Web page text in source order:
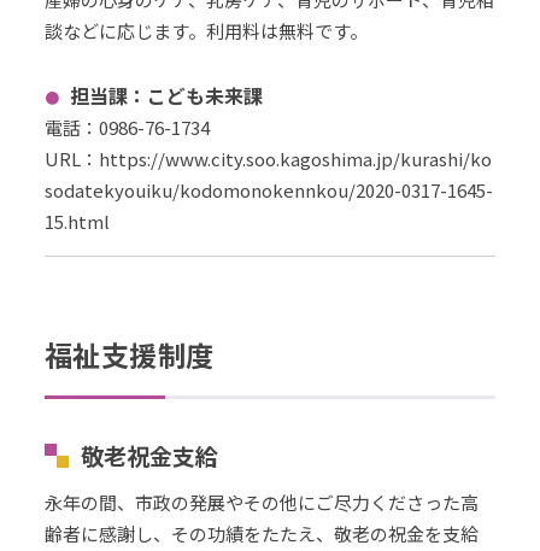
談などに応じます。利用料は無料です。
担当課：こども未来課
電話：0986-76-1734
URL： https://www.city.soo.kagoshima.jp/kurashi/ko
sodatekyouiku/kodomonokennkou/2020-0317-1645-
15.html
福祉支援制度
敬老祝金支給
永年の間、市政の発展やその他にご尽力くださった高
齢者に感謝し、その功績をたたえ、敬老の祝金を支給